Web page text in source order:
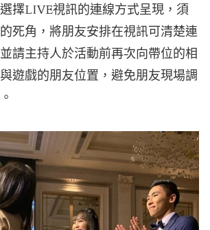
擇LIVE視訊的連線方式呈現，須
死角，將朋友安排在視訊可清楚連
請主持人於活動前再次向帶位的相
遊戲的朋友位置，避免朋友現場調